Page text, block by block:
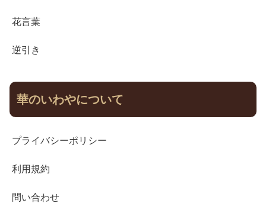
花言葉
逆引き
華のいわやについて
プライバシーポリシー
利用規約
問い合わせ